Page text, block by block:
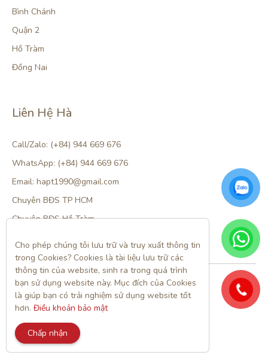
Bình Chánh
Quận 2
Hồ Tràm
Đồng Nai
Liên Hệ Hà
Call/Zalo: (+84) 944 669 676
WhatsApp: (+84) 944 669 676
Email: hapt1990@gmail.com
Chuyên BĐS TP HCM
Chuyên BĐS Hồ Tràm
Theo dõi tôi trên:
All rights reserved.
Chính sách bảo mật
Cho phép chúng tôi lưu trữ và truy xuất thông tin
trong Cookies? Cookies là tài liệu lưu trữ các
thông tin của website, sinh ra trong quá trình
bạn sử dụng website này. Mục đích của Cookies
là giúp bạn có trải nghiệm sử dụng website tốt
hơn. Điều khoản bảo mật
Chấp nhận